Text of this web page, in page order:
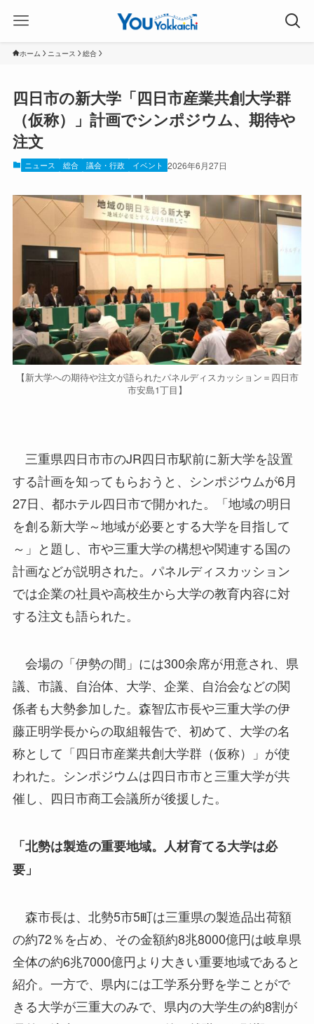
ホーム ニュース 総合
四日市の新大学「四日市産業共創大学群
（仮称）」計画でシンポジウム、期待や
注文
ニュース 総合 議会・行政 イベント 2026年6月27日
【新大学への期待や注文が語られたパネルディスカッション＝四日市
市安島1丁目】
三重県四日市市のJR四日市駅前に新大学を設置
する計画を知ってもらおうと、シンポジウムが6月
27日、都ホテル四日市で開かれた。「地域の明日
を創る新大学～地域が必要とする大学を目指して
～」と題し、市や三重大学の構想や関連する国の
計画などが説明された。パネルディスカッション
では企業の社員や高校生から大学の教育内容に対
する注文も語られた。
会場の「伊勢の間」には300余席が用意され、県
議、市議、自治体、大学、企業、自治会などの関
係者も大勢参加した。森智広市長や三重大学の伊
藤正明学長からの取組報告で、初めて、大学の名
称として「四日市産業共創大学群（仮称）」が使
われた。シンポジウムは四日市市と三重大学が共
催し、四日市商工会議所が後援した。
「北勢は製造の重要地域。人材育てる大学は必
要」
森市長は、北勢5市5町は三重県の製造品出荷額
の約72％を占め、その金額約8兆8000億円は岐阜県
全体の約6兆7000億円より大きい重要地域であると
紹介。一方で、県内には工学系分野を学ことがで
きる大学が三重大のみで、県内の大学生の約8割が